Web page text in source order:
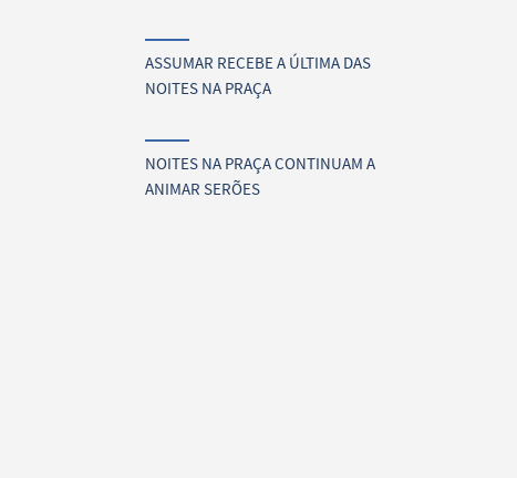
ASSUMAR RECEBE A ÚLTIMA DAS
NOITES NA PRAÇA
NOITES NA PRAÇA CONTINUAM A
ANIMAR SERÕES